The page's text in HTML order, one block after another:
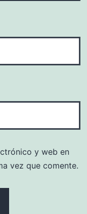
y web en
vez que comente.